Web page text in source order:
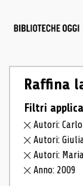
Raffina
Filtri
Autori:
Autori:
Autori:
Anno: 2009